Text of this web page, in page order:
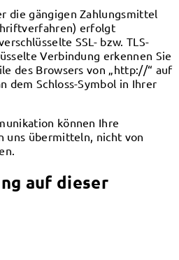
die gängigen Zahlungsmittel
erfolgt
SSL- bzw. TLS-
Verbindung erkennen Sie
des Browsers von „http://“ auf
dem Schloss-Symbol in Ihrer
können Ihre
uns übermitteln, nicht von
auf dieser